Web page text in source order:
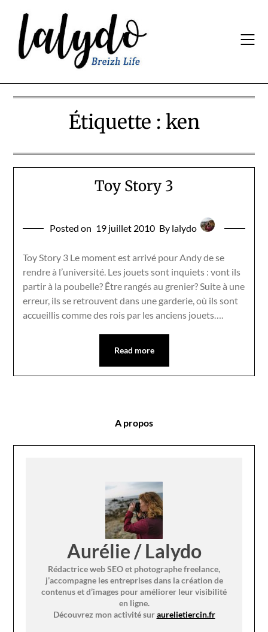
content
Étiquette : ken
Toy Story 3
Posted on 19 juillet 2010 By lalydo
Toy Story 3 Le moment est arrivé pour Andy de se
rendre à l’université. Les jouets sont inquiets : vont ils
partir à la poubelle? Être rangés au grenier? Suite à une
erreur, ils se retrouvent dans une garderie, où ils sont
accueillis comme des rois par les anciens jouets….
Read more
A propos
Aurélie / Lalydo
Rédactrice web SEO et photographe freelance,
j’accompagne les entreprises dans la création de
contenus et d’images pour améliorer leur visibilité
en ligne.
Découvrez mon activité suraurelietiercin.fr